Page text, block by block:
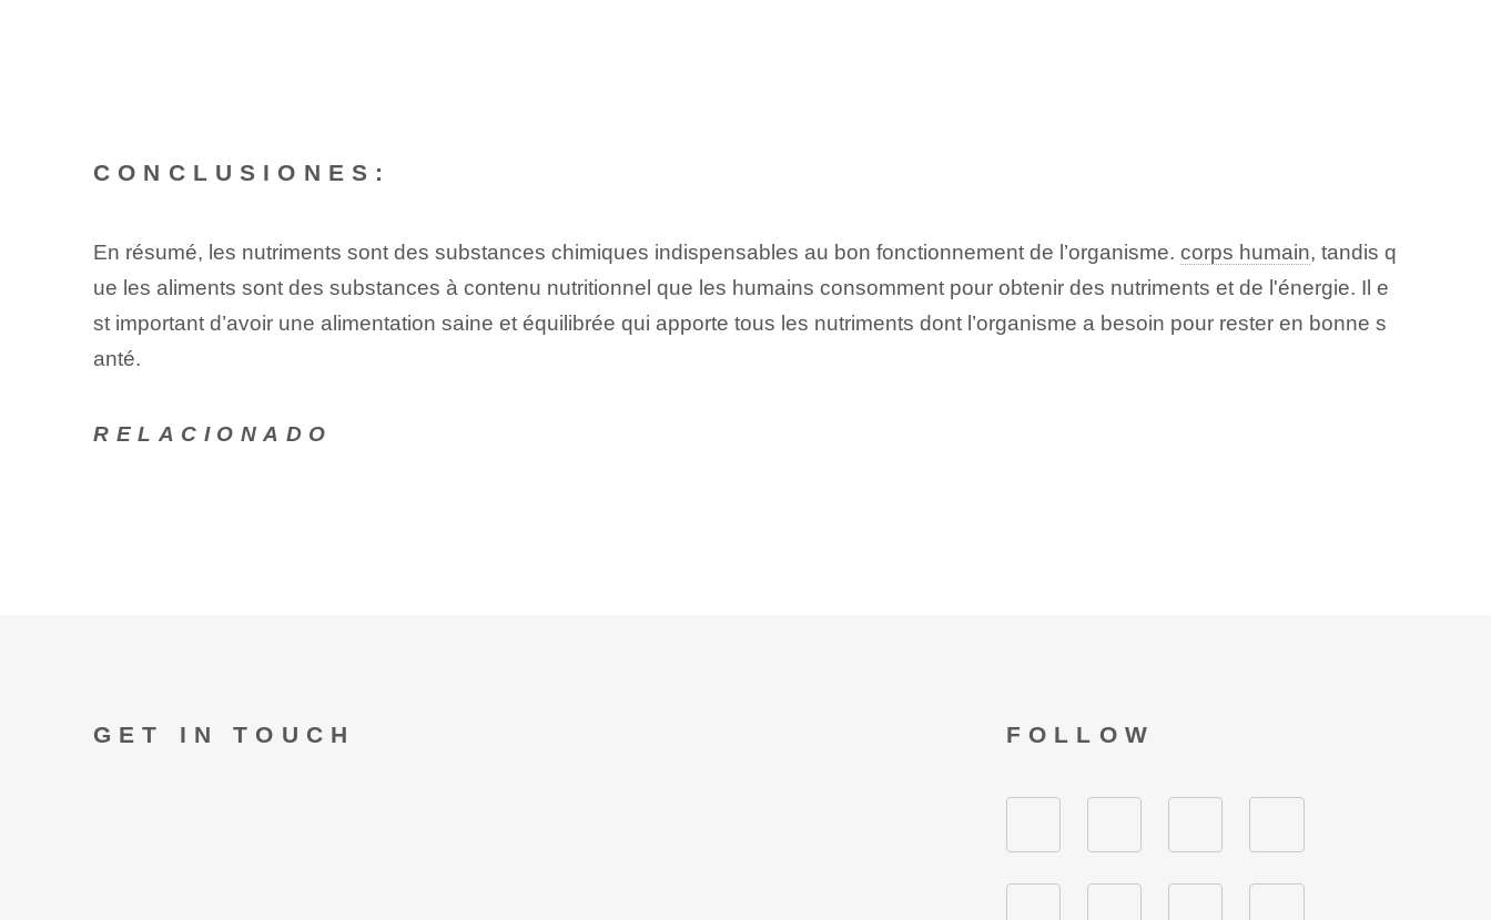
CONCLUSIONES:
En résumé, les nutriments sont des substances chimiques indispensables au bon fonctionnement de l’organisme. corps humain, tandis q
ue les aliments sont des substances à contenu nutritionnel que les humains consomment pour obtenir des nutriments et de l'énergie. Il e
st important d’avoir une alimentation saine et équilibrée qui apporte tous les nutriments dont l’organisme a besoin pour rester en bonne s
anté.
RELACIONADO
GET IN TOUCH FOLLOW